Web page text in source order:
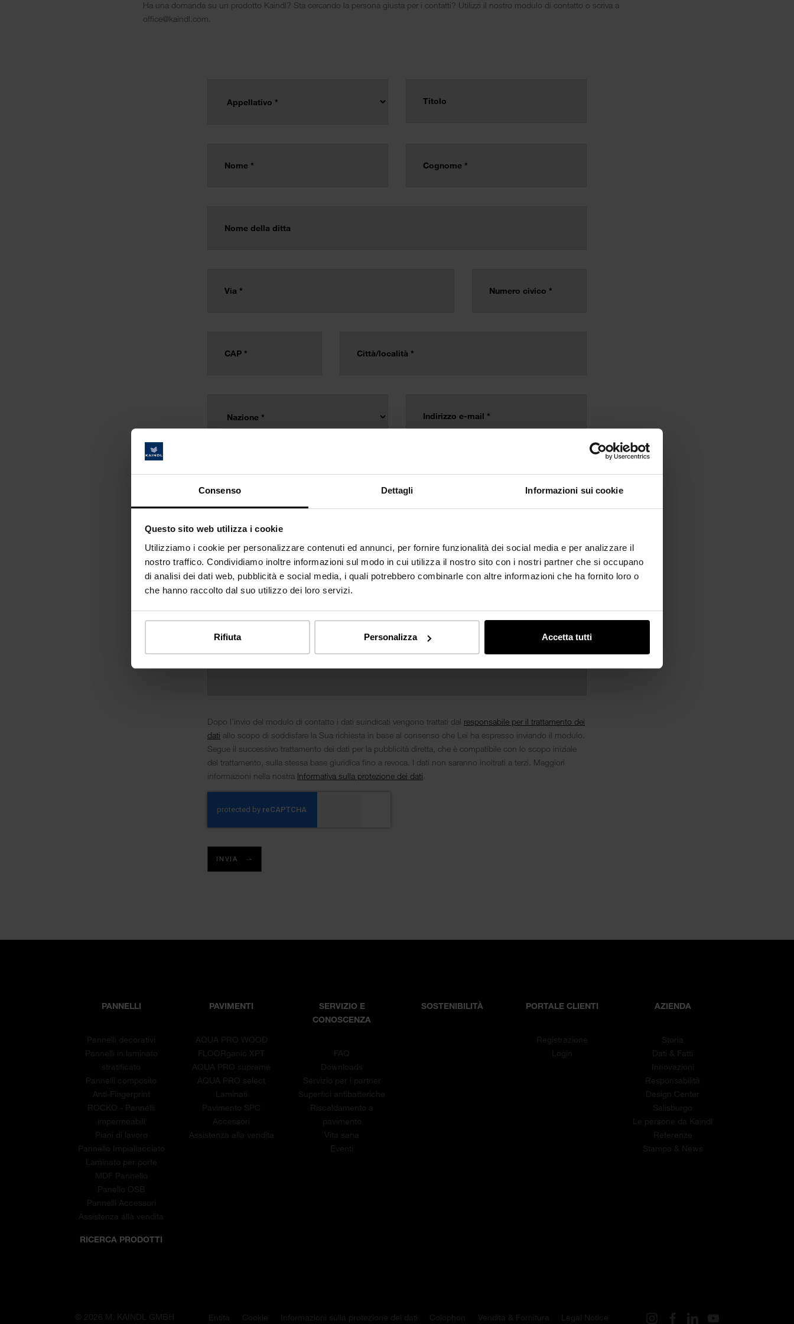
Consenso Dettagli Informazioni sui cookie
Questo sito web utilizza i cookie
Utilizziamo i cookie per personalizzare contenuti ed annunci, per fornire funzionalità dei social media e per analizzare il
nostro traffico. Condividiamo inoltre informazioni sul modo in cui utilizza il nostro sito con i nostri partner che si occupano
di analisi dei dati web, pubblicità e social media, i quali potrebbero combinarle con altre informazioni che ha fornito loro o
che hanno raccolto dal suo utilizzo dei loro servizi.
Rifiuta Personalizza Accetta tutti
Ha una domanda su un prodotto Kaindl? Sta cercando la persona giusta per i contatti? Utilizzi il nostro modulo di contatto o scriva a
office@kaindl.com.
Dopo l’invio del modulo di contatto i dati suindicati vengono trattati dal responsabile per il trattamento dei
dati allo scopo di soddisfare la Sua richiesta in base al consenso che Lei ha espresso inviando il modulo.
Segue il successivo trattamento dei dati per la pubblicità diretta, che è compatibile con lo scopo iniziale
del trattamento, sulla stessa base giuridica fino a revoca. I dati non saranno inoltrati a terzi. Maggiori
informazioni nella nostra Informativa sulla protezione dei dati
INVIA
PANNELLI
Pannelli decorativi
Pannelli in laminato
stratificato
Pannelli composito
Anti-Fingerprint
ROCKO - Pannelli
impermeabili
Piani di lavoro
Pannello Impiallacciato
Laminato per porte
MDF Pannello
Panello OSB
Pannelli Accessori
Assistenza alla vendita
PAVIMENTI
AQUA PRO WOOD
FLOORganic XPT
AQUA PRO supreme
AQUA PRO select
Laminati
Pavimento SPC
Accessori
Assistenza alla vendita
SERVIZIO E
CONOSCENZA
FAQ
Downloads
Servizio per i partner
Superfici antibatteriche
Riscaldamento a
pavimento
Vita sana
Eventi
SOSTENIBILITÀ PORTALE CLIENTI
Registrazione
Login
AZIENDA
Storia
Dati & Fatti
Innovazioni
Responsabilità
Design Center
Salisburgo
Le persone da Kaindl
Referenze
Stampa & News
RICERCA PRODOTTI
Entità Cookie Informazioni sulla protezione dei dati Colophon Vendita & Fornitura Legal Notice
© 2026 M. KAINDL GMBH